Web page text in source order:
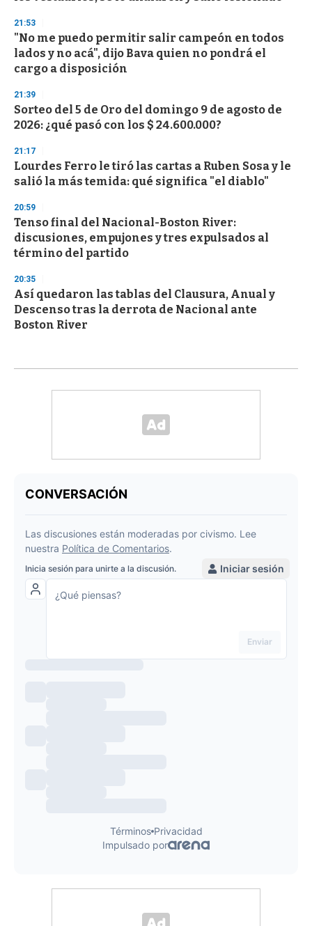
21:53
"No me puedo permitir salir campeón en todos
lados y no acá", dijo Bava quien no pondrá el
cargo a disposición
21:39
Sorteo del 5 de Oro del domingo 9 de agosto de
2026: ¿qué pasó con los $ 24.600.000?
21:17
Lourdes Ferro le tiró las cartas a Ruben Sosa y le
salió la más temida: qué significa "el diablo"
20:59
Tenso final del Nacional-Boston River:
discusiones, empujones y tres expulsados al
término del partido
20:35
Así quedaron las tablas del Clausura, Anual y
Descenso tras la derrota de Nacional ante
Boston River